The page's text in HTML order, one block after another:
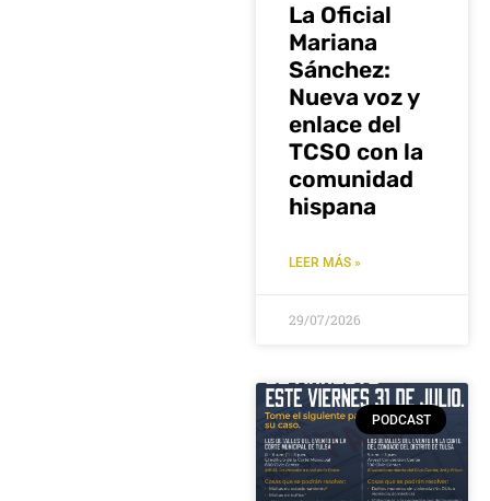
La Oficial
Mariana
Sánchez:
Nueva voz y
enlace del
TCSO con la
comunidad
hispana
LEER MÁS »
29/07/2026
PODCAST